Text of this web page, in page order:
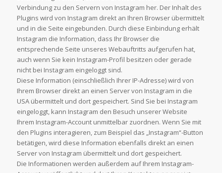
Verbindung zu den Servern von Instagram her. Der Inhalt des
Plugins wird von Instagram direkt an Ihren Browser übermittelt
und in die Seite eingebunden. Durch diese Einbindung erhält
Instagram die Information, dass Ihr Browser die
entsprechende Seite unseres Webauftritts aufgerufen hat,
auch wenn Sie kein Instagram-Profil besitzen oder gerade
nicht bei Instagram eingeloggt sind.
Diese Information (einschließlich Ihrer IP-Adresse) wird von
Ihrem Browser direkt an einen Server von Instagram in die
USA übermittelt und dort gespeichert. Sind Sie bei Instagram
eingeloggt, kann Instagram den Besuch unserer Website
Ihrem Instagram-Account unmittelbar zuordnen. Wenn Sie mit
den Plugins interagieren, zum Beispiel das „Instagram“-Button
betätigen, wird diese Information ebenfalls direkt an einen
Server von Instagram übermittelt und dort gespeichert.
Die Informationen werden außerdem auf Ihrem Instagram-